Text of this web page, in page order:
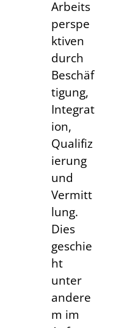
Arbeits
perspe
ktiven
durch
Beschäf
tigung,
Integrat
ion,
Qualifiz
ierung
und
Vermitt
lung.
Dies
geschie
ht
unter
andere
m im